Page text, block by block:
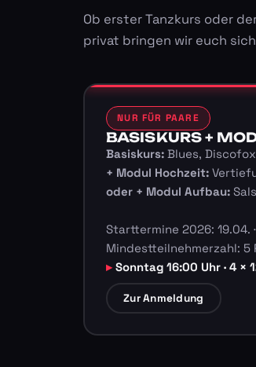
Ob erster Tanzkurs oder
privat bringen wir euch
NUR FÜR PAARE
BASISKURS +
Basiskurs:Blues,
+ Modul Hochzeit:
oder + Modul Aufbau:
Starttermine 2026: 19.04. ·
Mindestteilnehmerzahl: 5
Sonntag 16:00 Uhr · 4 ×
Zur Anmeldung